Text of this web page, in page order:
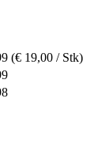
(€ 19,00 / Stk)